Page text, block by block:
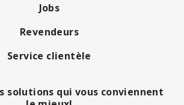
Jobs
Revendeurs
Service clientèle
solutions qui vous conviennent